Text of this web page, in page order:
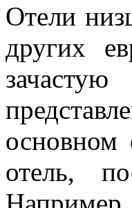
Отели
других
основном
отель,